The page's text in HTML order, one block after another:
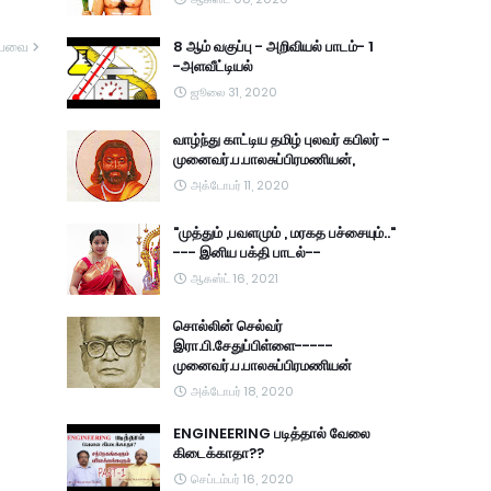
8 ஆம் வகுப்பு - அறிவியல் பாடம்- 1
-அளவீட்டியல்
ஜூலை 31, 2020
வாழ்ந்து காட்டிய தமிழ் புலவர் கபிலர் -
முனைவர்.ப.பாலசுப்பிரமணியன்,
அக்டோபர் 11, 2020
"முத்தும் ,பவளமும் , மரகத பச்சையும்.."
--- இனிய பக்தி பாடல்--
ஆகஸ்ட் 16, 2021
சொல்லின் செல்வர்
இரா.பி.சேதுப்பிள்ளை-----
முனைவர்.ப.பாலசுப்பிரமணியன்
அக்டோபர் 18, 2020
ENGINEERING படித்தால் வேலை
கிடைக்காதா??
செப்டம்பர் 16, 2020